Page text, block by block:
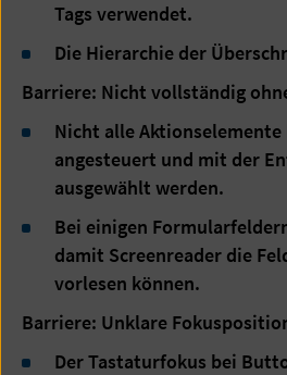
Tags verwendet.
Die Hierarchie der
Barriere: Nicht vollständig
Nicht alle
angesteuert und mit der
ausgewählt werden.
Bei einigen
damit Screenreader die
vorlesen können.
Barriere: Unklare
Der Tastaturfokus bei